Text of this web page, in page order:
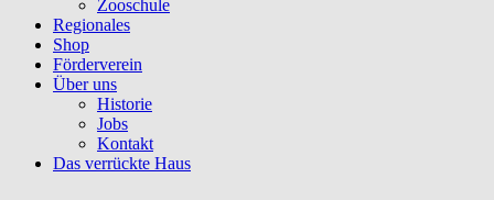
Zooschule
Regionales
Shop
Förderverein
Über uns
Historie
Jobs
Kontakt
Das verrückte Haus